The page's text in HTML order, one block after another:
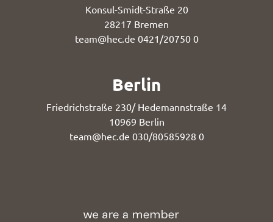
Konsul-Smidt-Straße 20
28217 Bremen
team@hec.de 0421/20750 0
Berlin
Friedrichstraße 230/ Hedemannstraße 14
10969 Berlin
team@hec.de 030/80585928 0